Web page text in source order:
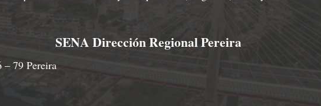
SENA Dirección Regional Pereira
– 79 Pereira